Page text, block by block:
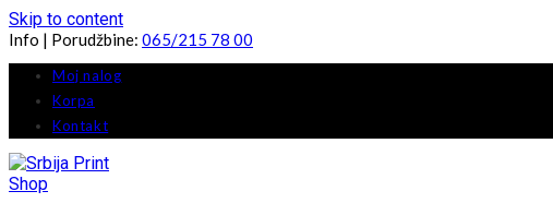
Skip to content
Info | Porudžbine: 065/215 78 00
Moj nalog
Korpa
Kontakt